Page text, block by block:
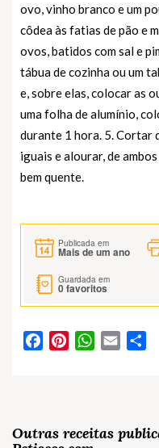
ovo, vinho branco e um
côdea às fatias de pão e
ovos, batidos com sal e
tábua de cozinha ou um
e, sobre elas, colocar as
uma folha de alumínio,
durante 1 hora. 5. Cortar
iguais e alourar, de
bem quente.
Publicada em
Mais de um ano
Guardada em
0favoritos
FacebookPinterestWhatsApp
Email
Outras receitas